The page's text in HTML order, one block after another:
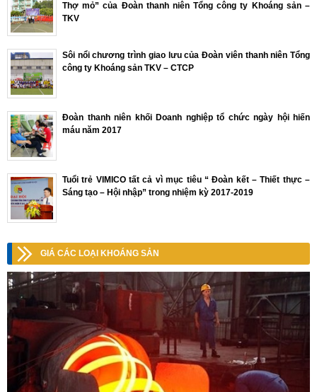
Thợ mỏ” của Đoàn thanh niên Tổng công ty Khoáng sản –
TKV
Sôi nổi chương trình giao lưu của Đoàn viên thanh niên Tổng
công ty Khoáng sản TKV – CTCP
Đoàn thanh niên khối Doanh nghiệp tổ chức ngày hội hiến
máu năm 2017
Tuổi trẻ VIMICO tất cả vì mục tiêu “ Đoàn kết – Thiết thực –
Sáng tạo – Hội nhập” trong nhiệm kỳ 2017-2019
GIÁ CÁC LOẠI KHOÁNG SẢN